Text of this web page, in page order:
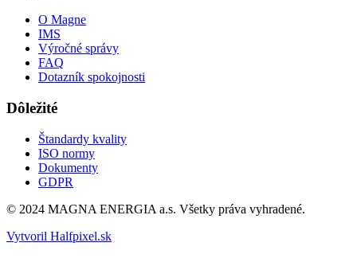
O Magne
IMS
Výročné správy
FAQ
Dotazník spokojnosti
Dôležité
Štandardy kvality
ISO normy
Dokumenty
GDPR
© 2024 MAGNA ENERGIA a.s. Všetky práva vyhradené.
Vytvoril Halfpixel.sk